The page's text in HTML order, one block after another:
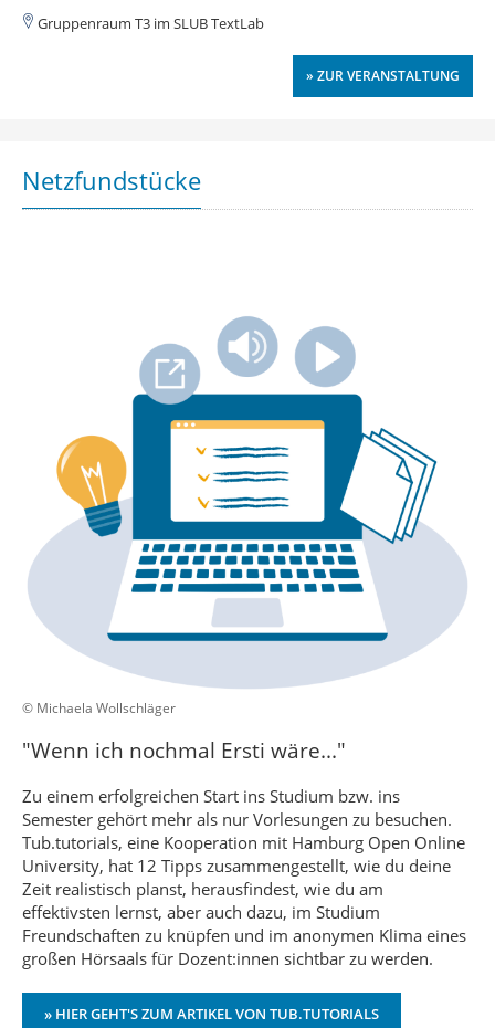
Gruppenraum T3 im SLUB TextLab
» ZUR VERANSTALTUNG
Netzfundstücke
© Michaela Wollschläger
"Wenn ich nochmal Ersti wäre..."
Zu einem erfolgreichen Start ins Studium bzw. ins
Semester gehört mehr als nur Vorlesungen zu besuchen.
Tub.tutorials, eine Kooperation mit Hamburg Open Online
University, hat 12 Tipps zusammengestellt, wie du deine
Zeit realistisch planst, herausfindest, wie du am
effektivsten lernst, aber auch dazu, im Studium
Freundschaften zu knüpfen und im anonymen Klima eines
großen Hörsaals für Dozent:innen sichtbar zu werden.
» HIER GEHT'S ZUM ARTIKEL VON TUB.TUTORIALS